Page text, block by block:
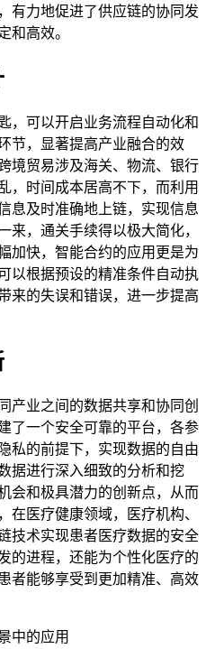
有力地促进了供应链的协同发
和高效。
，可以开启业务流程自动化和
节，显著提高产业融合的效
境贸易涉及海关、物流、银行
，时间成本居高不下，而利用
息及时准确地上链，实现信息
来，通关手续得以极大简化，
加快，智能合约的应用更是为
以根据预设的精准条件自动执
来的失误和错误，进一步提高
产业之间的数据共享和协同创
了一个安全可靠的平台，各参
私的前提下，实现数据的自由
据进行深入细致的分析和挖
会和极具潜力的创新点，从而
在医疗健康领域，医疗机构、
技术实现患者医疗数据的安全
的进程，还能为个性化医疗的
者能够享受到更加精准、高效
中的应用